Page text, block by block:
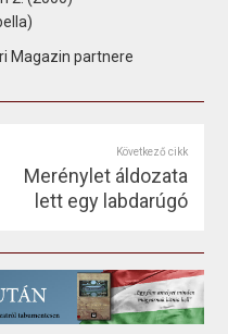
Magazin partnere
Következő cikk
Merénylet áldozata
lett egy labdarúgó